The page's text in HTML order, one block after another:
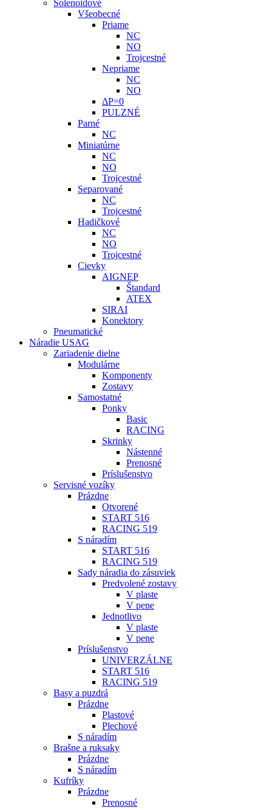
Solenoidové
Všeobecné
Priame
NC
NO
Trojcestné
Nepriame
NC
NO
ΔP=0
PULZNÉ
Parné
NC
Miniatúrne
NC
NO
Trojcestné
Separované
NC
Trojcestné
Hadičkové
NC
NO
Trojcestné
Cievky
AIGNEP
Štandard
ATEX
SIRAI
Konektory
Pneumatické
Náradie USAG
Zariadenie dielne
Modulárne
Komponenty
Zostavy
Samostatné
Ponky
Basic
RACING
Skrinky
Nástenné
Prenosné
Príslušenstvo
Servisné vozíky
Prázdne
Otvorené
START 516
RACING 519
S náradím
START 516
RACING 519
Sady náradia do zásuviek
Predvolené zostavy
V plaste
V pene
Jednotlivo
V plaste
V pene
Príslušenstvo
UNIVERZÁLNE
START 516
RACING 519
Basy a puzdrá
Prázdne
Plastové
Plechové
S náradím
Brašne a ruksaky
Prázdne
S náradím
Kufríky
Prázdne
Prenosné